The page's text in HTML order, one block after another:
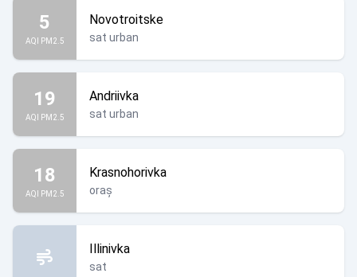
5
AQI PM2.5
Novotroitske
sat urban
19
AQI PM2.5
Andriivka
sat urban
18
AQI PM2.5
Krasnohorivka
oraș
Illinivka
sat